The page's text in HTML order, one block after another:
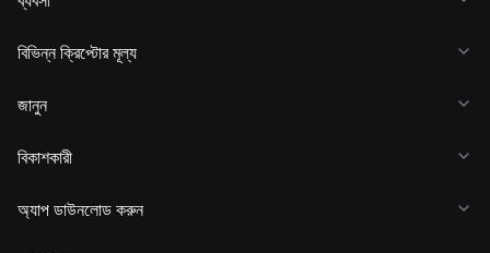
বিভিন্ন ক্রিপ্টোর মূল্য
জানুন
বিকাশকারী
অ্যাপ ডাউনলোড করুন